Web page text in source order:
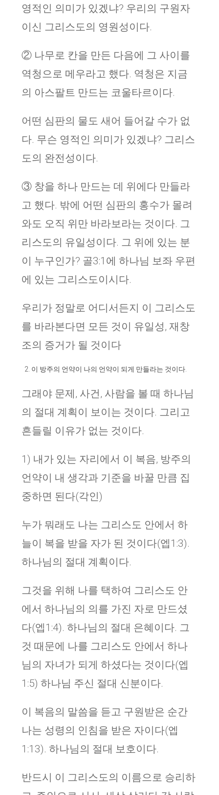
영적인 의미가 있겠냐? 우리의 구원자
이신 그리스도의 영원성이다.
② 나무로 칸을 만든 다음에 그 사이를
역청으로 메우라고 했다. 역청은 지금
의 아스팔트 만드는 코울타르이다.
어떤 심판의 물도 새어 들어갈 수가 없
다. 무슨 영적인 의미가 있겠냐? 그리스
도의 완전성이다.
③ 창을 하나 만드는 데 위에다 만들라
고 했다. 밖에 어떤 심판의 홍수가 몰려
와도 오직 위만 바라보라는 것이다. 그
리스도의 유일성이다. 그 위에 있는 분
이 누구인가? 골3:1에 하나님 보좌 우편
에 있는 그리스도이시다.
우리가 정말로 어디서든지 이 그리스도
를 바라본다면 모든 것이 유일성, 재창
조의 증거가 될 것이다
이 방주의 언약이 나의 언약이 되게 만들라는 것이다.
그래야 문제, 사건, 사람을 볼 때 하나님
의 절대 계획이 보이는 것이다. 그리고
흔들릴 이유가 없는 것이다.
1) 내가 있는 자리에서 이 복음, 방주의
언약이 내 생각과 기준을 바꿀 만큼 집
중하면 된다(각인)
누가 뭐래도 나는 그리스도 안에서 하
늘이 복을 받을 자가 된 것이다(엡1:3).
하나님의 절대 계획이다.
그것을 위해 나를 택하여 그리스도 안
에서 하나님의 의를 가진 자로 만드셨
다(엡1:4). 하나님의 절대 은혜이다. 그
것 때문에 나를 그리스도 안에서 하나
님의 자녀가 되게 하셨다는 것이다(엡
1:5) 하나님 주신 절대 신분이다.
이 복음의 말씀을 듣고 구원받은 순간
나는 성령의 인침을 받은 자이다(엡
1:13). 하나님의 절대 보호이다.
반드시 이 그리스도의 이름으로 승리하